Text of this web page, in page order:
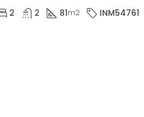
2 2 81m2 INM54761